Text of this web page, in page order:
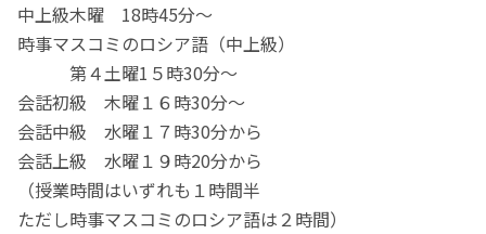
中上級木曜 18時45分～
時事マスコミのロシア語（中上級）
第４土曜1５時30分～
会話初級 木曜１６時30分～
会話中級 水曜１７時30分から
会話上級 水曜１９時20分から
（授業時間はいずれも１時間半
ただし時事マスコミのロシア語は２時間）